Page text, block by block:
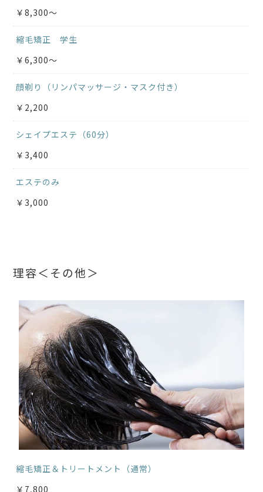
￥8,300～
縮毛矯正 学生
￥6,300～
顔剃り（リンパマッサージ・マスク付き）
￥2,200
シェイプエステ（60分）
￥3,400
エステのみ
￥3,000
理容＜その他＞
縮毛矯正＆トリートメント（通常）
￥7,800